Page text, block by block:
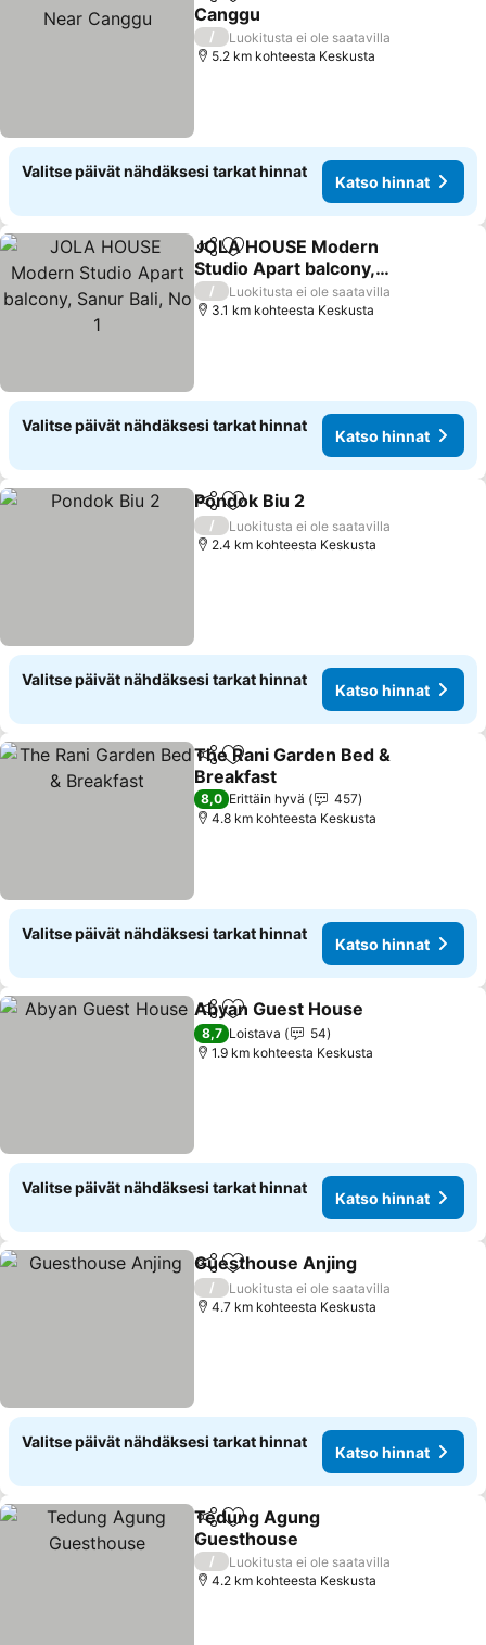
Canggu
/
Luokitusta ei ole saatavilla
5.2 km kohteesta Keskusta
Valitse päivät nähdäksesi tarkat hinnat
Katso hinnat
Jaa Lisää suosikkeihin
JOLA HOUSE Modern
Studio Apart balcony,
Sanur Bali, No 1
/
Luokitusta ei ole saatavilla
3.1 km kohteesta Keskusta
Valitse päivät nähdäksesi tarkat hinnat
Katso hinnat
Jaa Lisää suosikkeihin
Pondok Biu 2
/
Luokitusta ei ole saatavilla
2.4 km kohteesta Keskusta
Valitse päivät nähdäksesi tarkat hinnat
Katso hinnat
Jaa Lisää suosikkeihin
The Rani Garden Bed &
Breakfast
8,0 Erittäin hyvä
457
4.8 km kohteesta Keskusta
Valitse päivät nähdäksesi tarkat hinnat
Katso hinnat
Jaa Lisää suosikkeihin
Abyan Guest House
8,7 Loistava
54
1.9 km kohteesta Keskusta
Valitse päivät nähdäksesi tarkat hinnat
Katso hinnat
Jaa Lisää suosikkeihin
Guesthouse Anjing
/
Luokitusta ei ole saatavilla
4.7 km kohteesta Keskusta
Valitse päivät nähdäksesi tarkat hinnat
Katso hinnat
Jaa Lisää suosikkeihin
Tedung Agung
Guesthouse
/
Luokitusta ei ole saatavilla
4.2 km kohteesta Keskusta